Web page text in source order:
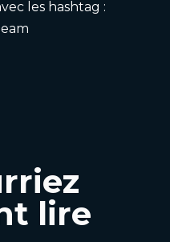
les hashtag :
lire